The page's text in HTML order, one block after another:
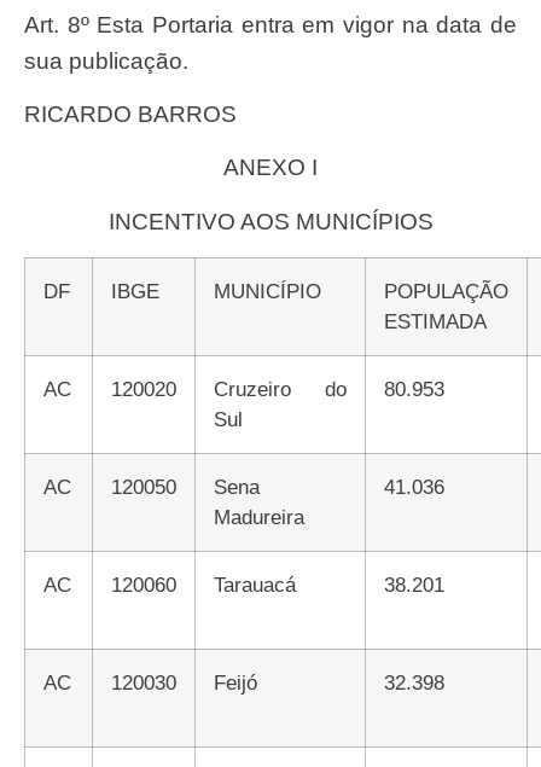
Art. 8º Esta Portaria entra em vigor na data de
sua publicação.
RICARDO BARROS
ANEXO I
INCENTIVO AOS MUNICÍPIOS
DF IBGE MUNICÍPIO
POPULAÇÃO
ESTIMADA
AC 120020
Cruzeiro do
Sul
80.953
AC 120050
Sena
Madureira
41.036
AC 120060 Tarauacá 38.201
AC 120030 Feijó 32.398